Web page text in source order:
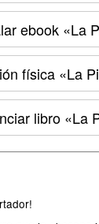
ebook «La
física«La
libro «La